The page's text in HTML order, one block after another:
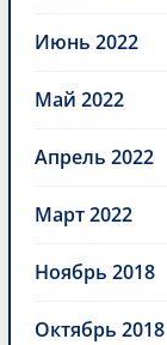
Июнь 2022
Май 2022
Апрель 2022
Март 2022
Ноябрь 2018
Октябрь 2018